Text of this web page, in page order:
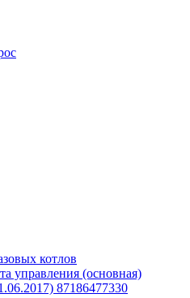
котлов
управления (основная)
87186477330